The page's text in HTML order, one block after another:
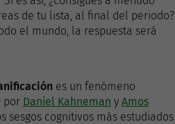
de tu lista, al final del periodo?
el mundo, la respuesta será
es un fenómeno
por Daniel Kahneman y Amos
sesgos cognitivos más estudiados